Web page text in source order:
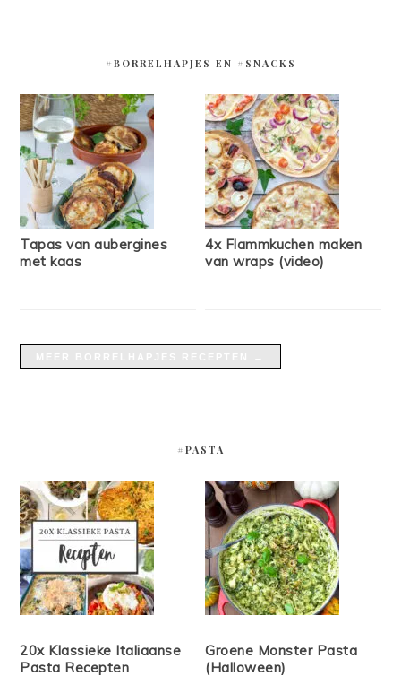
#BORRELHAPJES EN #SNACKS
Tapas van aubergines
met kaas
4x Flammkuchen maken
van wraps (video)
#PASTA
20x Klassieke Italiaanse
Pasta Recepten
Groene Monster Pasta
(Halloween)